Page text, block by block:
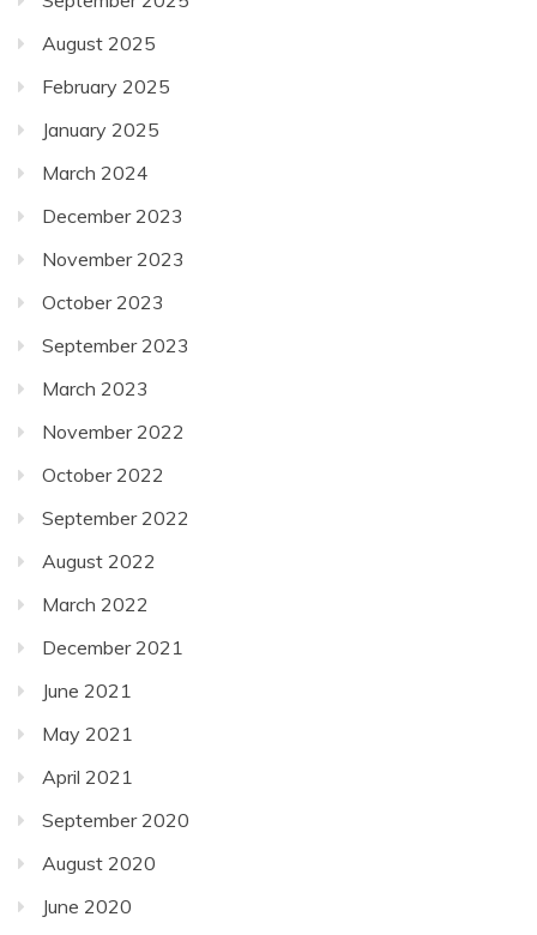
August 2025
February 2025
January 2025
March 2024
December 2023
November 2023
October 2023
September 2023
March 2023
November 2022
October 2022
September 2022
August 2022
March 2022
December 2021
June 2021
May 2021
April 2021
September 2020
August 2020
June 2020